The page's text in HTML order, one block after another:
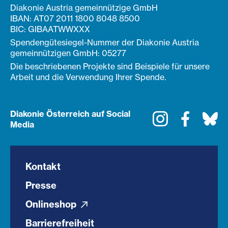
Diakonie Austria gemeinnützige GmbH
IBAN: AT07 2011 1800 8048 8500
BIC: GIBAATWWXXX
Spendengütesiegel-Nummer der Diakonie Austria
gemeinnützigen GmbH: 05277
Die beschriebenen Projekte sind Beispiele für unsere
Arbeit und die Verwendung Ihrer Spende.
Diakonie Österreich auf Social
Media
Instagram
Kontakt
Presse
Onlineshop
Barrierefreiheit